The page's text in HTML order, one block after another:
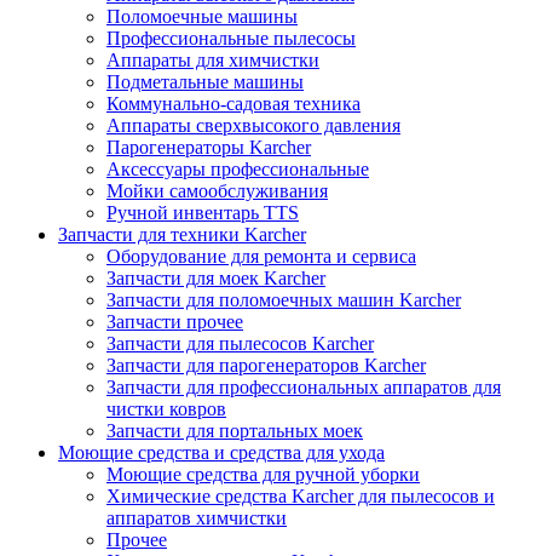
Поломоечные машины
Профессиональные пылесосы
Аппараты для химчистки
Подметальные машины
Коммунально-садовая техника
Аппараты сверхвысокого давления
Парогенераторы Karcher
Аксессуары профессиональные
Мойки самообслуживания
Ручной инвентарь TTS
Запчасти для техники Karcher
Оборудование для ремонта и сервиса
Запчасти для моек Karcher
Запчасти для поломоечных машин Karcher
Запчасти прочее
Запчасти для пылесосов Karcher
Запчасти для парогенераторов Karcher
Запчасти для профессиональных аппаратов для
чистки ковров
Запчасти для портальных моек
Моющие средства и средства для ухода
Моющие средства для ручной уборки
Химические средства Karcher для пылесосов и
аппаратов химчистки
Прочее